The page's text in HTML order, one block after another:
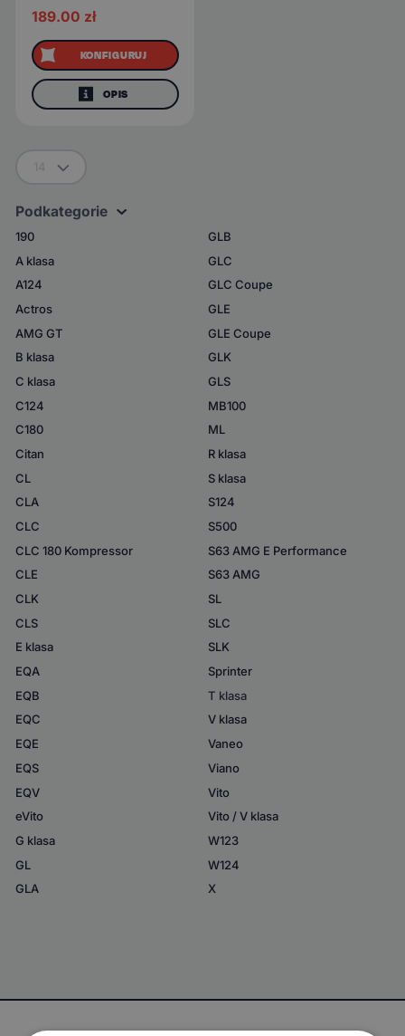
189.00 zł
KONFIGURUJ
OPIS
Podkategorie
190
A klasa
A124
Actros
AMG GT
B klasa
C klasa
C124
C180
Citan
CL
CLA
CLC
CLC 180 Kompressor
CLE
CLK
CLS
E klasa
EQA
EQB
EQC
EQE
EQS
EQV
eVito
G klasa
GL
GLA
GLB
GLC
GLC Coupe
GLE
GLE Coupe
GLK
GLS
MB100
ML
R klasa
S klasa
S124
S500
S63 AMG E Performance
S63 AMG
SL
SLC
SLK
Sprinter
T klasa
V klasa
Vaneo
Viano
Vito
Vito / V klasa
W123
W124
X